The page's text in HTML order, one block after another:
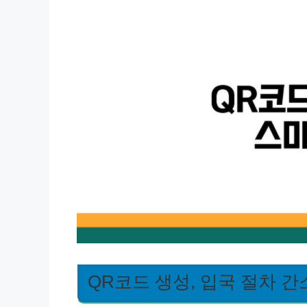
QR코드 생성, 입국 절차 간